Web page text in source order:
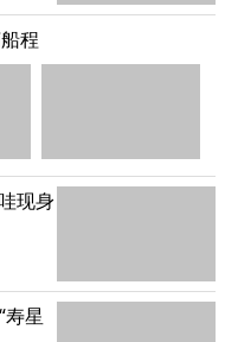
程
现身
星